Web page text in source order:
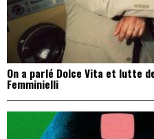
On a parlé Dolce Vita et lutte
Femminielli